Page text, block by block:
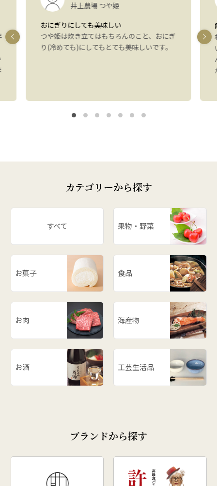
井上農場 つや姫
おにぎりにしても美味しい
つや姫は炊き立てはもちろんのこと、おにぎ
り(冷めても)にしてもとても美味しいです。
カテゴリーから探す
すべて 果物・野菜
お菓子 食品
お肉 海産物
お酒 工芸生活品
ブランドから探す